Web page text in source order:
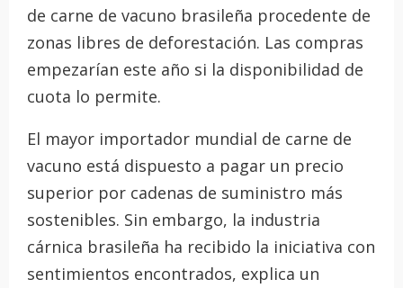
de carne de vacuno brasileña procedente de
zonas libres de deforestación. Las compras
empezarían este año si la disponibilidad de
cuota lo permite.
El mayor importador mundial de carne de
vacuno está dispuesto a pagar un precio
superior por cadenas de suministro más
sostenibles. Sin embargo, la industria
cárnica brasileña ha recibido la iniciativa con
sentimientos encontrados, explica un